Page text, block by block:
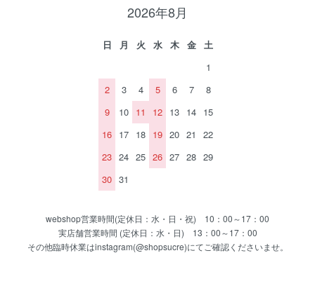
2026年8月
日 月 火 水 木 金
土
1
2
3 4 5 6 7
8
9
10 11 12 13 14 15
16 17 18 19 20 21
22
23 24 25 26 27 28 29
30 31
webshop営業時間(定休日：水・日・祝) 10：00～17：00
実店舗営業時間 (定休日：水・日) 13：00～17：00
その他臨時休業はinstagram(@shopsucre)にてご確認くださいませ。